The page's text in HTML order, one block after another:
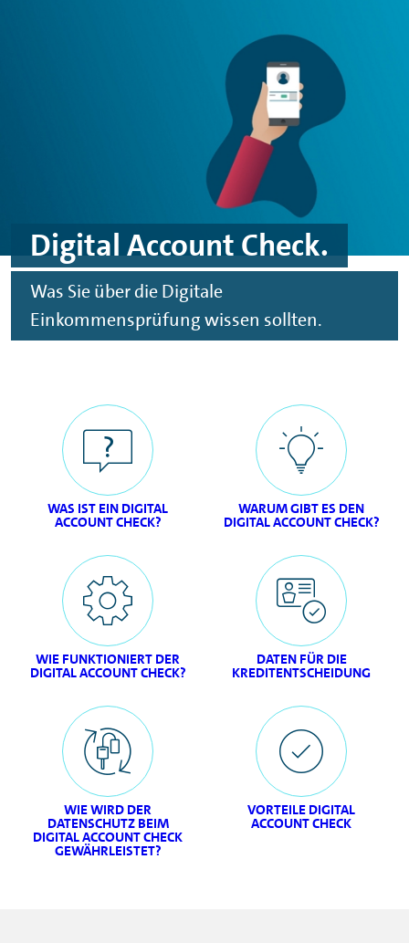
Digital Account Check.
Was Sie über die Digitale
Einkommensprüfung wissen sollten.
WAS IST EIN DIGITAL
ACCOUNT CHECK?
WARUM GIBT ES DEN
DIGITAL ACCOUNT CHECK?
WIE FUNKTIONIERT DER
DIGITAL ACCOUNT CHECK?
DATEN FÜR DIE
KREDITENTSCHEIDUNG
WIE WIRD DER
DATENSCHUTZ BEIM
DIGITAL ACCOUNT CHECK
GEWÄHRLEISTET?
VORTEILE DIGITAL
ACCOUNT CHECK